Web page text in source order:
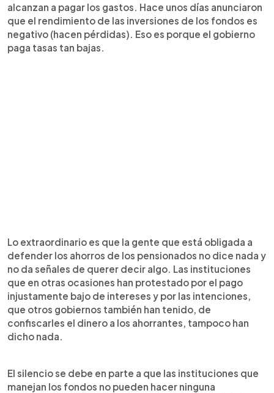
alcanzan a pagar los gastos. Hace unos días anunciaron
que el rendimiento de las inversiones de los fondos es
negativo (hacen pérdidas). Eso es porque el gobierno
paga tasas tan bajas.
Lo extraordinario es que la gente que está obligada a
defender los ahorros de los pensionados no dice nada y
no da señales de querer decir algo. Las instituciones
que en otras ocasiones han protestado por el pago
injustamente bajo de intereses y por las intenciones,
que otros gobiernos también han tenido, de
confiscarles el dinero a los ahorrantes, tampoco han
dicho nada.
El silencio se debe en parte a que las instituciones que
manejan los fondos no pueden hacer ninguna